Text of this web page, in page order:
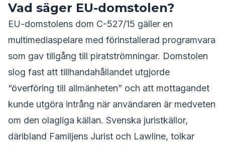
Vad säger EU-domstolen?
EU-domstolens dom C-527/15 gäller en
multimediaspelare med förinstallerad programvara
som gav tillgång till piratströmningar. Domstolen
slog fast att tillhandahållandet utgjorde
“överföring till allmänheten” och att mottagandet
kunde utgöra intrång när användaren är medveten
om den olagliga källan. Svenska juristkällor,
däribland Familjens Jurist och Lawline, tolkar